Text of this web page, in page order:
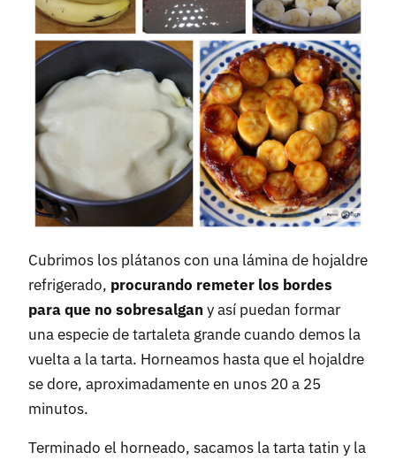
Cubrimos los plátanos con una lámina de hojaldre
refrigerado, procurando remeter los bordes
para que no sobresalgan y así puedan formar
una especie de tartaleta grande cuando demos la
vuelta a la tarta. Horneamos hasta que el hojaldre
se dore, aproximadamente en unos 20 a 25
minutos.
Terminado el horneado, sacamos la tarta tatin y la